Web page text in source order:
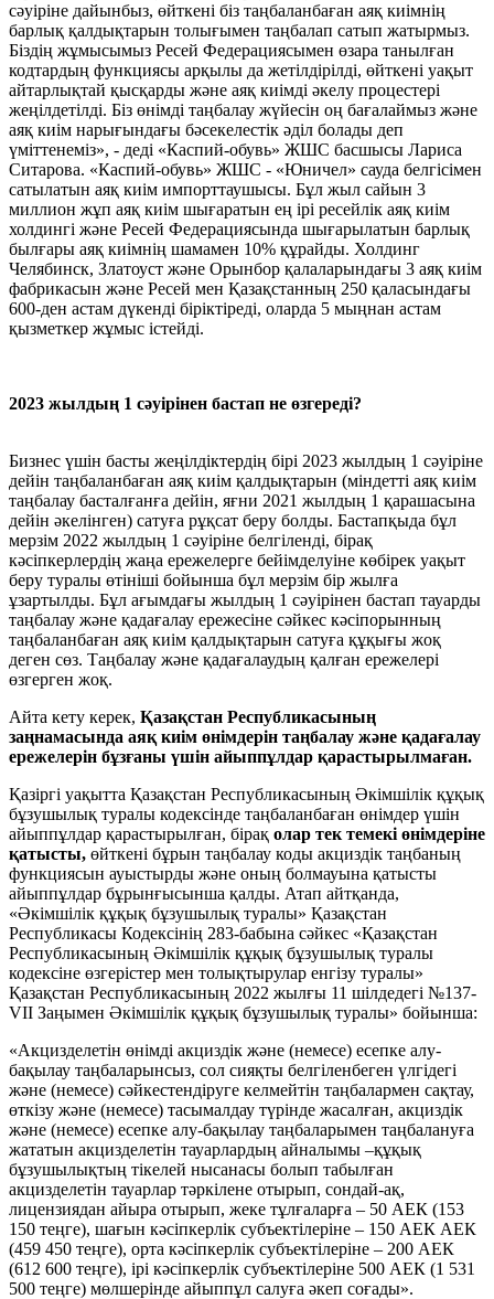
сәуіріне дайынбыз, өйткені біз таңбаланбаған аяқ киімнің
барлық қалдықтарын толығымен таңбалап сатып жатырмыз.
Біздің жұмысымыз Ресей Федерациясымен өзара танылған
кодтардың функциясы арқылы да жетілдірілді, өйткені уақыт
айтарлықтай қысқарды және аяқ киімді әкелу процестері
жеңілдетілді. Біз өнімді таңбалау жүйесін оң бағалаймыз және
аяқ киім нарығындағы бәсекелестік әділ болады деп
үміттенеміз», - деді «Каспий-обувь» ЖШС басшысы Лариса
Ситарова. «Каспий-обувь» ЖШС - «Юничел» сауда белгісімен
сатылатын аяқ киім импорттаушысы. Бұл жыл сайын 3
миллион жұп аяқ киім шығаратын ең ірі ресейлік аяқ киім
холдингі және Ресей Федерациясында шығарылатын барлық
былғары аяқ киімнің шамамен 10% құрайды. Холдинг
Челябинск, Златоуст және Орынбор қалаларындағы 3 аяқ киім
фабрикасын және Ресей мен Қазақстанның 250 қаласындағы
600-ден астам дүкенді біріктіреді, оларда 5 мыңнан астам
қызметкер жұмыс істейді.
2023 жылдың 1 сәуірінен бастап не өзгереді?
Бизнес үшін басты жеңілдіктердің бірі 2023 жылдың 1 сәуіріне
дейін таңбаланбаған аяқ киім қалдықтарын (міндетті аяқ киім
таңбалау басталғанға дейін, яғни 2021 жылдың 1 қарашасына
дейін әкелінген) сатуға рұқсат беру болды. Бастапқыда бұл
мерзім 2022 жылдың 1 сәуіріне белгіленді, бірақ
кәсіпкерлердің жаңа ережелерге бейімделуіне көбірек уақыт
беру туралы өтініші бойынша бұл мерзім бір жылға
ұзартылды. Бұл ағымдағы жылдың 1 сәуірінен бастап тауарды
таңбалау және қадағалау ережесіне сәйкес кәсіпорынның
таңбаланбаған аяқ киім қалдықтарын сатуға құқығы жоқ
деген сөз. Таңбалау және қадағалаудың қалған ережелері
өзгерген жоқ.
Айта кету керек, Қазақстан Республикасының
заңнамасында аяқ киім өнімдерін таңбалау және қадағалау
ережелерін бұзғаны үшін айыппұлдар қарастырылмаған.
Қазіргі уақытта Қазақстан Республикасының Әкімшілік құқық
бұзушылық туралы кодексінде таңбаланбаған өнімдер үшін
айыппұлдар қарастырылған, бірақ олар тек темекі өнімдеріне
қатысты, өйткені бұрын таңбалау коды акциздік таңбаның
функциясын ауыстырды және оның болмауына қатысты
айыппұлдар бұрынғысынша қалды. Атап айтқанда,
«Әкімшілік құқық бұзушылық туралы» Қазақстан
Республикасы Кодексінің 283-бабына сәйкес «Қазақстан
Республикасының Әкімшілік құқық бұзушылық туралы
кодексіне өзгерістер мен толықтырулар енгізу туралы»
Қазақстан Республикасының 2022 жылғы 11 шілдедегі №137-
VІI Заңымен Әкімшілік құқық бұзушылық туралы» бойынша:
«Акцизделетін өнімді акциздік және (немесе) есепке алу-
бақылау таңбаларынсыз, сол сияқты белгіленбеген үлгідегі
және (немесе) сәйкестендіруге келмейтін таңбалармен сақтау,
өткізу және (немесе) тасымалдау түрінде жасалған, акциздік
және (немесе) есепке алу-бақылау таңбаларымен таңбалануға
жататын акцизделетін тауарлардың айналымы –құқық
бұзушылықтың тікелей нысанасы болып табылған
акцизделетін тауарлар тәркілене отырып, сондай-ақ,
лицензиядан айыра отырып, жеке тұлғаларға – 50 АЕК (153
150 теңге), шағын кәсіпкерлік субъектілеріне – 150 АЕК АЕК
(459 450 теңге), орта кәсіпкерлік субъектілеріне – 200 АЕК
(612 600 теңге), ірі кәсіпкерлік субъектілеріне 500 АЕК (1 531
500 теңге) мөлшерінде айыппұл салуға әкеп соғады».